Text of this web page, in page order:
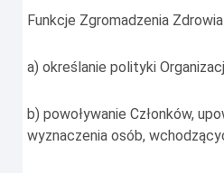
Funkcje Zgromadzenia
a) określanie polityki
b) powoływanie Członków,
wyznaczenia osób,